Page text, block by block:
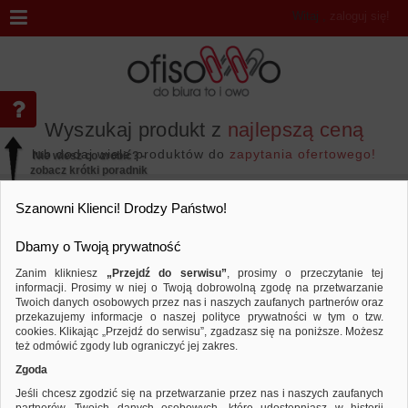
Wyszukaj produkt z najlepszą ceną
lub dodaj wiele produktów do zapytania ofertowego!
Witaj ,
Marka OFFICE PRODUCTS
Porównaj Sortuj według
Nie wiesz co zrobić? -
zobacz krótki poradnik
Szanowni Klienci! Drodzy Państwo!
Dbamy o Twoją prywatność
Zanim klikniesz „Przejdź do serwisu”, prosimy o przeczytanie tej
informacji. Prosimy w niej o Twoją dobrowolną zgodę na przetwarzanie
Twoich danych osobowych przez nas i naszych zaufanych partnerów oraz
przekazujemy informacje o naszej polityce prywatności w tym o tzw.
cookies. Klikając „Przejdź do serwisu”, zgadzasz się na poniższe. Możesz
też odmówić zgody lub ograniczyć jej zakres.
Zgoda
Jeśli chcesz zgodzić się na przetwarzanie przez nas i naszych zaufanych